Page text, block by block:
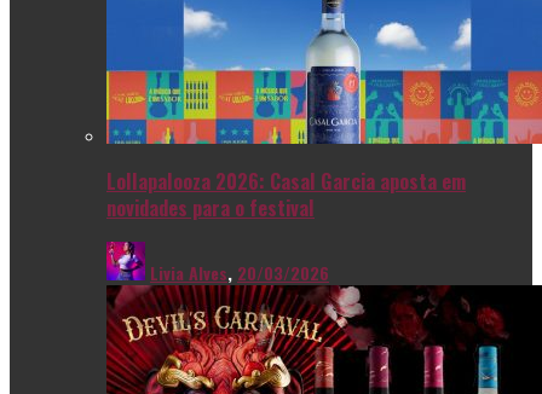
Lollapalooza 2026: Casal Garcia aposta em
novidades para o festival
Livia Alves, 20/03/2026